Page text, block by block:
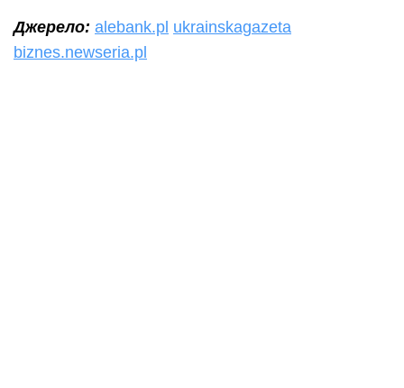
Джерело: alebank.pl ukrainskagazeta
biznes.newseria.pl